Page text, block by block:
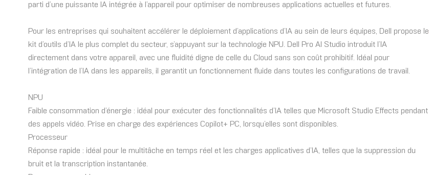
parti d’une puissante IA intégrée à l’appareil pour optimiser de nombreuses applications actuelles et futures.
Pour les entreprises qui souhaitent accélérer le déploiement d’applications d’IA au sein de leurs équipes, Dell propose le
kit d’outils d’IA le plus complet du secteur, s’appuyant sur la technologie NPU. Dell Pro AI Studio introduit l’IA
directement dans votre appareil, avec une fluidité digne de celle du Cloud sans son coût prohibitif. Idéal pour
l’intégration de l’IA dans les appareils, il garantit un fonctionnement fluide dans toutes les configurations de travail.
NPU
Faible consommation d’énergie : idéal pour exécuter des fonctionnalités d’IA telles que Microsoft Studio Effects pendant
des appels vidéo. Prise en charge des expériences Copilot+ PC, lorsqu’elles sont disponibles.
Processeur
Réponse rapide : idéal pour le multitâche en temps réel et les charges applicatives d’IA, telles que la suppression du
bruit et la transcription instantanée.